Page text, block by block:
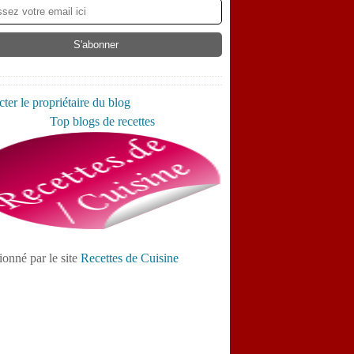
le propriétaire du blog
par le site Recettes de Cuisine